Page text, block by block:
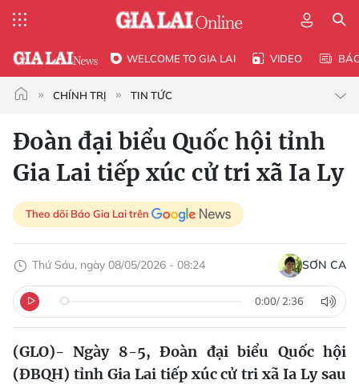
WELCOME TO GIA LAI VIDEO
CHÍNH TRỊ TIN TỨC
Đoàn đại biểu Quốc hội tỉnh
Gia Lai tiếp xúc cử tri xã Ia Ly
Theo dõi Báo Gia Lai trên
Thứ Sáu, ngày 08/05/2026 - 08:24 SƠN CA
0:00/ 2:36
(GLO)- Ngày 8-5, Đoàn đại biểu Quốc hội
(ĐBQH) tỉnh Gia Lai tiếp xúc cử tri xã Ia Ly sau